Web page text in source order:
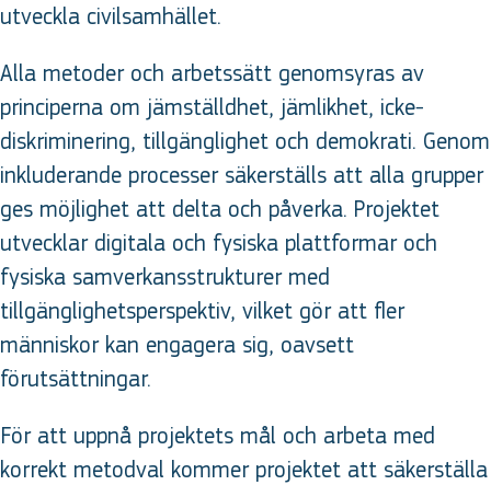
utveckla civilsamhället.
Alla metoder och arbetssätt genomsyras av
principerna om jämställdhet, jämlikhet, icke-
diskriminering, tillgänglighet och demokrati. Genom
inkluderande processer säkerställs att alla grupper
ges möjlighet att delta och påverka. Projektet
utvecklar digitala och fysiska plattformar och
fysiska samverkansstrukturer med
tillgänglighetsperspektiv, vilket gör att fler
människor kan engagera sig, oavsett
förutsättningar.
För att uppnå projektets mål och arbeta med
korrekt metodval kommer projektet att säkerställa